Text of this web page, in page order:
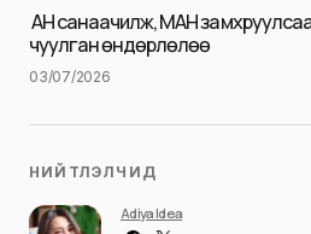
Илгээх
АН санаачилж, МАН
чуулган өндөрлөлөө
03/07/2026
НИЙТЛЭЛЧИД
Adiya Idea